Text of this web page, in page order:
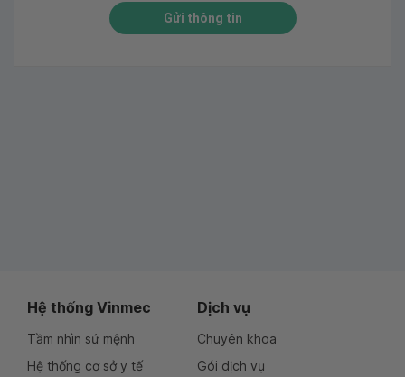
Gửi thông tin
Hệ thống Vinmec
Tầm nhìn sứ mệnh
Hệ thống cơ sở y tế
Dịch vụ
Chuyên khoa
Gói dịch vụ